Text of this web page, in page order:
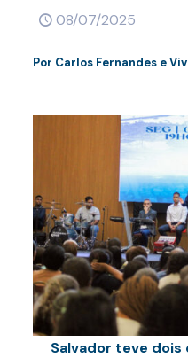
08/07/2025
Por Carlos Fernandes e
Salvador teve dois